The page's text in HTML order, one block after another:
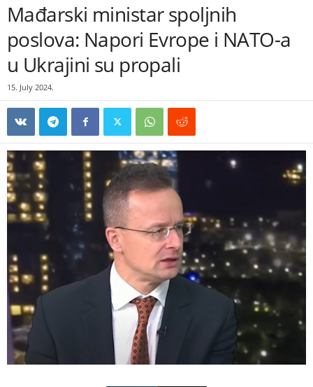
Mađarski ministar spoljnih
poslova: Napori Evrope i NATO-a
u Ukrajini su propali
15. July 2024.